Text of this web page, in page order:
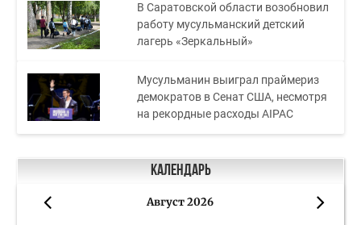
В Саратовской области возобновил
работу мусульманский детский
лагерь «Зеркальный»
Мусульманин выиграл праймериз
демократов в Сенат США, несмотря
на рекордные расходы AIPAC
Календарь
Август 2026